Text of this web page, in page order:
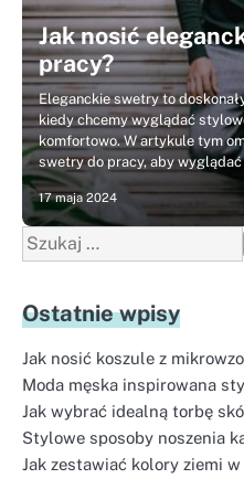
Jak nosić
pracy?
Eleganckie swetry to
kiedy chcemy wyglądać
komfortowo. W artykule tym
swetry do pracy, aby
17 maja 2024
Szukaj:
Ostatnie wpisy
Jak nosić koszule z
Moda męska inspirowana
Jak wybrać idealną torbę
Stylowe sposoby noszenia
Jak zestawiać kolory ziemi